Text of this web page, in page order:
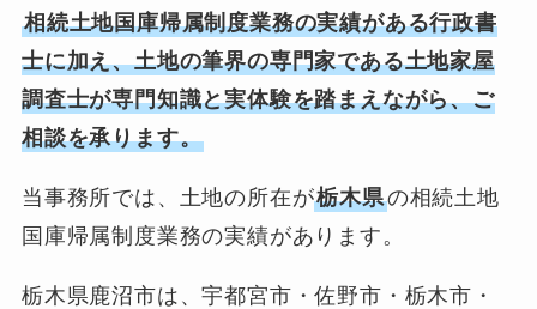
相続土地国庫帰属制度業務の実績がある行政書
士に加え、土地の筆界の専門家である土地家屋
調査士が専門知識と実体験を踏まえながら、ご
相談を承ります。
当事務所では、土地の所在が栃木県の相続土地
国庫帰属制度業務の実績があります。
栃木県鹿沼市は、宇都宮市・佐野市・栃木市・